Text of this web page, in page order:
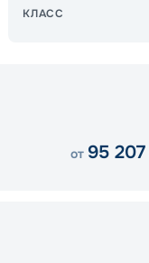
КЛАСС
от 95 207